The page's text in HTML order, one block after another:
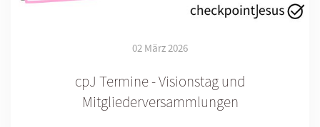
02 März 2026
cpJ Termine - Visionstag und
Mitgliederversammlungen